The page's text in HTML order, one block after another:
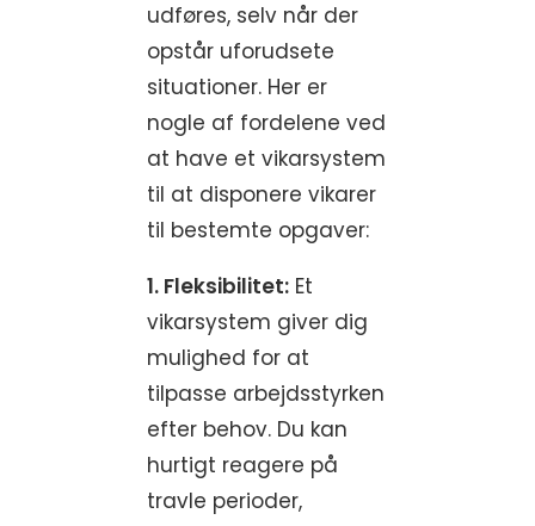
udføres, selv når der
opstår uforudsete
situationer. Her er
nogle af fordelene ved
at have et vikarsystem
til at disponere vikarer
til bestemte opgaver:
1. Fleksibilitet: Et
vikarsystem giver dig
mulighed for at
tilpasse arbejdsstyrken
efter behov. Du kan
hurtigt reagere på
travle perioder,